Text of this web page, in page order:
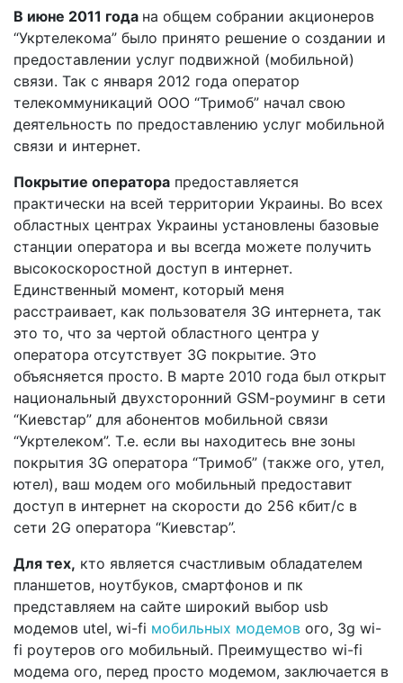
В июне 2011 года на общем собрании акционеров
“Укртелекома” было принято решение о создании и
предоставлении услуг подвижной (мобильной)
связи. Так с января 2012 года оператор
телекоммуникаций ООО “Тримоб” начал свою
деятельность по предоставлению услуг мобильной
связи и интернет.
Покрытие оператора предоставляется
практически на всей территории Украины. Во всех
областных центрах Украины установлены базовые
станции оператора и вы всегда можете получить
высокоскоростной доступ в интернет.
Единственный момент, который меня
расстраивает, как пользователя 3G интернета, так
это то, что за чертой областного центра у
оператора отсутствует 3G покрытие. Это
объясняется просто. В марте 2010 года был открыт
национальный двухсторонний GSM-роуминг в сети
“Киевстар” для абонентов мобильной связи
“Укртелеком”. Т.е. если вы находитесь вне зоны
покрытия 3G оператора “Тримоб” (также ого, утел,
ютел), ваш модем ого мобильный предоставит
доступ в интернет на скорости до 256 кбит/с в
сети 2G оператора “Киевстар”.
Для тех, кто является счастливым обладателем
планшетов, ноутбуков, смартфонов и пк
представляем на сайте широкий выбор usb
модемов utel, wi-fi мобильных модемов ого, 3g wi-
fi роутеров ого мобильный. Преимущество wi-fi
модема ого, перед просто модемом, заключается в